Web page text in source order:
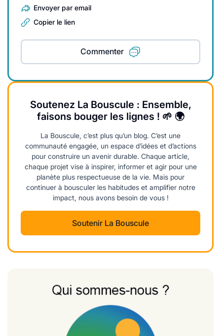
Envoyer par email
Copier le lien
Commenter
Soutenez La Bouscule : Ensemble,
faisons bouger les lignes ! 🌱 🌍
La Bouscule, c’est plus qu’un blog. C’est une
communauté engagée, un espace d’idées et d’actions
pour construire un avenir durable. Chaque article,
chaque projet vise à inspirer, informer et agir pour une
planète plus respectueuse de la vie. Mais pour
continuer à bousculer les habitudes et amplifier notre
impact, nous avons besoin de vous !
Soutenir La Bouscule